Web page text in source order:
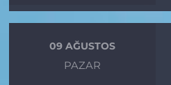
09 AĞUSTOS
PAZAR